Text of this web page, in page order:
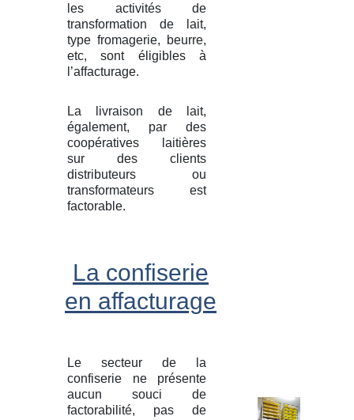
les activités de
transformation de lait,
type fromagerie, beurre,
etc, sont éligibles à
l’affacturage.
La livraison de lait,
également, par des
coopératives laitières
sur des clients
distributeurs ou
transformateurs est
factorable.
La confiserie
en affacturage
Le secteur de la
confiserie ne présente
aucun souci de
factorabilité, pas de